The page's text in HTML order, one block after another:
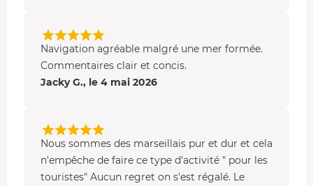
Navigation agréable malgré une mer formée.
Commentaires clair et concis.
Jacky G., le 4 mai 2026
Nous sommes des marseillais pur et dur et cela
n'empêche de faire ce type d'activité " pour les
touristes" Aucun regret on s'est régalé. Le